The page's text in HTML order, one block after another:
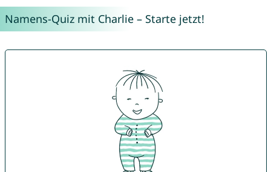
Namens-Quiz mit Charlie – Starte jetzt!